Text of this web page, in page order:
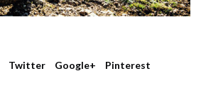
Twitter Google+ Pinterest